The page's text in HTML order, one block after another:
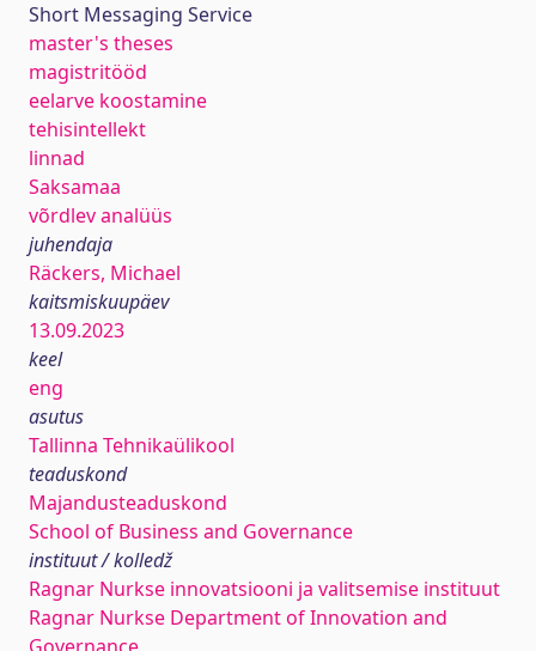
Short Messaging Service
master's theses
magistritööd
eelarve koostamine
tehisintellekt
linnad
Saksamaa
võrdlev analüüs
juhendaja
Räckers, Michael
kaitsmiskuupäev
13.09.2023
keel
eng
asutus
Tallinna Tehnikaülikool
teaduskond
Majandusteaduskond
School of Business and Governance
instituut / kolledž
Ragnar Nurkse innovatsiooni ja valitsemise instituut
Ragnar Nurkse Department of Innovation and